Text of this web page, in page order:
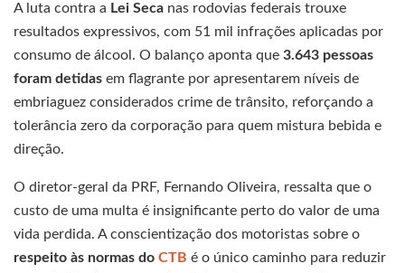
A luta contra a Lei Seca nas rodovias federais trouxe
resultados expressivos, com 51 mil infrações aplicadas por
consumo de álcool. O balanço aponta que 3.643 pessoas
foram detidas em flagrante por apresentarem níveis de
embriaguez considerados crime de trânsito, reforçando a
tolerância zero da corporação para quem mistura bebida e
direção.
O diretor-geral da PRF, Fernando Oliveira, ressalta que o
custo de uma multa é insignificante perto do valor de uma
vida perdida. A conscientização dos motoristas sobre o
respeito às normas do CTB é o único caminho para reduzir